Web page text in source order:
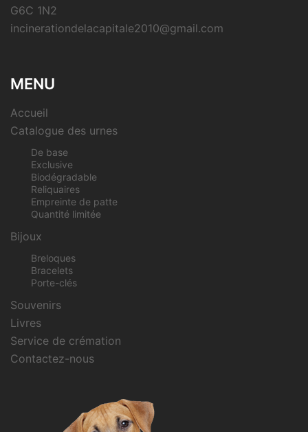
G6C 1N2
incinerationdelacapitale2010@gmail.com
MENU
Accueil
Catalogue des urnes
De base
Exclusive
Biodégradable
Reliquaires
Empreinte de patte
Quantité limitée
Bijoux
Breloques
Bracelets
Porte-clés
Souvenirs
Livres
Service de crémation
Contactez-nous